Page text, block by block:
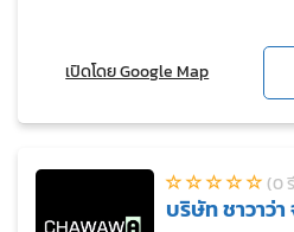
เปิดโดย Google Map
(0
บริษัท ชาวาว่า